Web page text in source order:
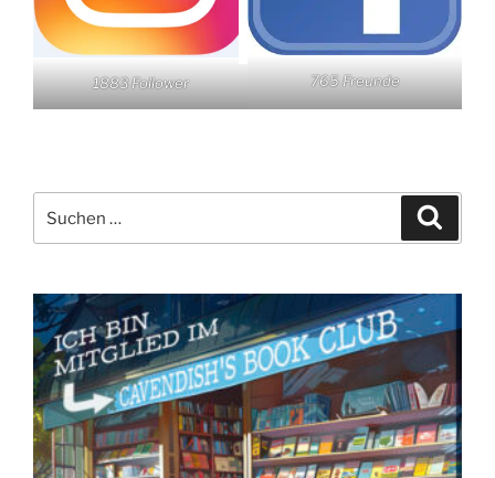
1883 Follower 765 Freunde
nach: